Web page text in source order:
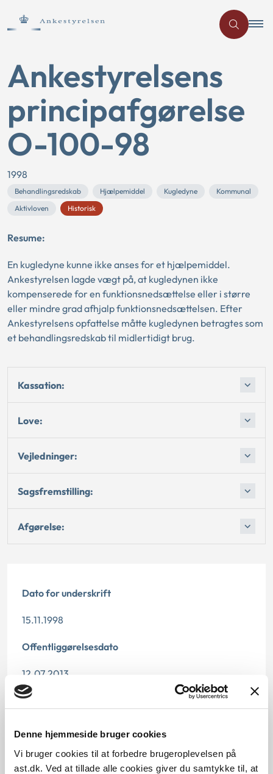
Denne hjemmeside bruger cookies
Vi bruger cookies til at forbedre brugeroplevelsen på
ast.dk. Ved at tillade alle cookies giver du samtykke til, at
Ankestyrelsens
principafgørelse
O-100-98
1998
Behandlingsredskab Hjælpemiddel Kugledyne
Kommunal
Aktivloven
Historisk
Resume:
En kugledyne kunne ikke anses for et hjælpemiddel.
Ankestyrelsen lagde vægt på, at kugledynen ikke
kompenserede for en funktionsnedsættelse eller i større
eller mindre grad afhjalp funktionsnedsættelsen. Efter
Ankestyrelsens opfattelse måtte kugledynen betragtes som
et behandlingsredskab til midlertidigt brug.
Kassation:
Love:
Vejledninger:
Sagsfremstilling:
Afgørelse:
Dato for underskrift
15.11.1998
Offentliggørelsesdato
12.07.2013
Paragraf
Journalnummer